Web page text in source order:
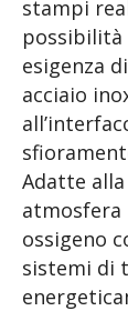
stampi
possibilità
esigenza
acciaio
Adatte
atmosfera
ossigeno
sistemi di